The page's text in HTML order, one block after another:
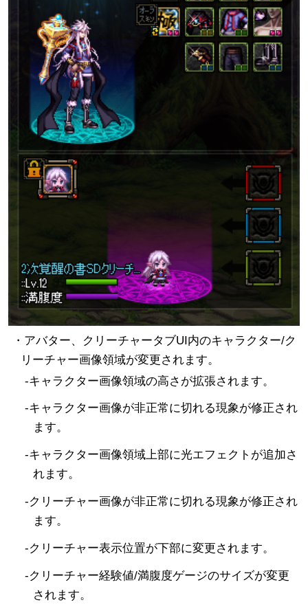
・アバター、クリーチャータブUI内のキャラクター/ク
リーチャー画像領域が変更されます。
-キャラクター画像領域の高さが拡張されます。
-キャラクター画像が非正常に切れる現象が修正され
ます。
-キャラクター画像領域上部に光エフェクトが追加さ
れます。
-クリーチャー画像が非正常に切れる現象が修正され
ます。
-クリーチャー表示位置が下部に変更されます。
-クリーチャー経験値/満腹度ゲージのサイズが変更
されます。